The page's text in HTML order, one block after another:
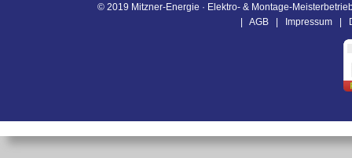
© 2019 Mitzner-Energie · Elektro- & Montage-
| AGB | Impressum |